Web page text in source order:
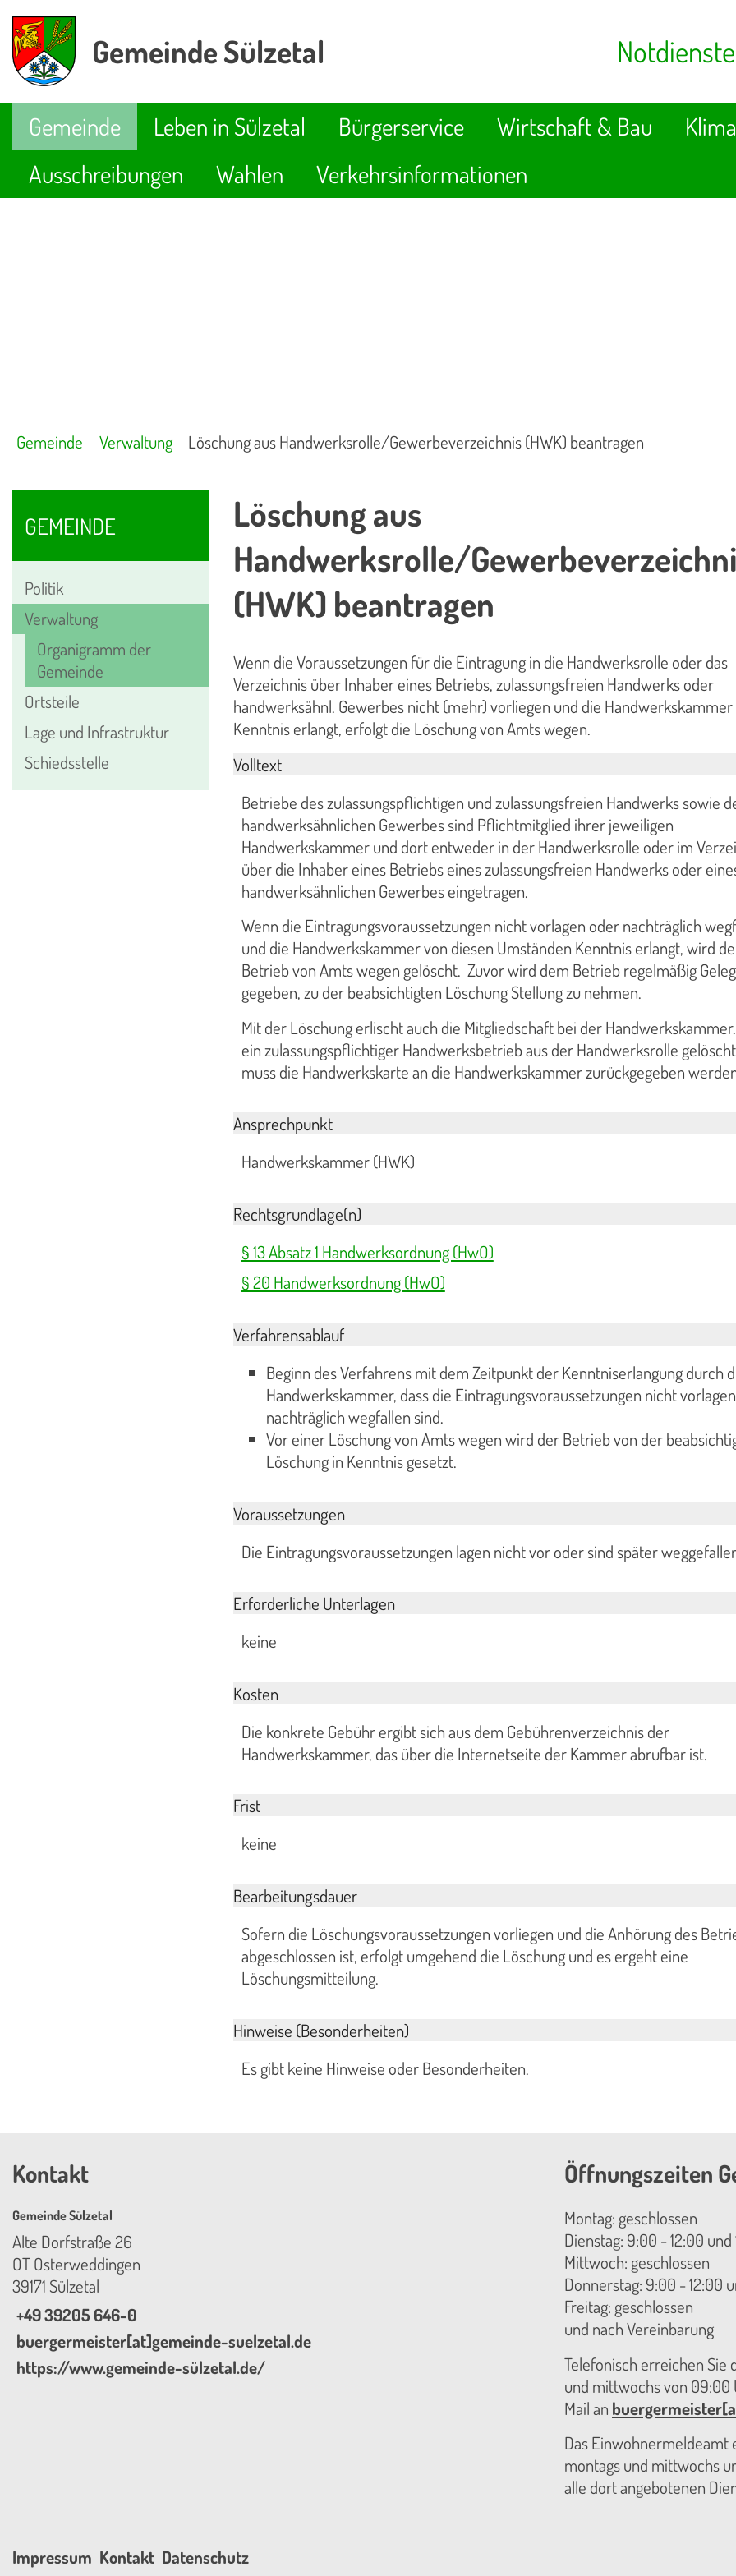
Gemeinde Sülzetal Notdienste
Gemeinde Leben in Sülzetal Bürgerservice Wirtschaft & Bau
Ausschreibungen
Wahlen Verkehrsinformationen
Gemeinde Verwaltung Löschung aus Handwerksrolle/Gewerbeverzeichnis (HWK) beantragen
GEMEINDE
Politik
Verwaltung
Organigramm der
Gemeinde
Ortsteile
Lage und Infrastruktur
Schiedsstelle
Löschung aus
Handwerksrolle/
(HWK) beantragen
Wenn die Voraussetzungen für die Eintragung in die Handwerksrolle oder das
Verzeichnis über Inhaber eines Betriebs, zulassungsfreien Handwerks oder
handwerksähnl. Gewerbes nicht (mehr) vorliegen und die
Kenntnis erlangt, erfolgt die Löschung von Amts wegen.
Volltext
Betriebe des zulassungspflichtigen und zulassungsfreien Handwerks sowie
handwerksähnlichen Gewerbes sind Pflichtmitglied ihrer jeweiligen
Handwerkskammer und dort entweder in der Handwerksrolle oder im
über die Inhaber eines Betriebs eines zulassungsfreien Handwerks oder
handwerksähnlichen Gewerbes eingetragen.
Wenn die Eintragungsvoraussetzungen nicht vorlagen oder nachträglich
und die Handwerkskammer von diesen Umständen Kenntnis erlangt, wird
Betrieb von Amts wegen gelöscht. Zuvor wird dem Betrieb regelmäßig
gegeben, zu der beabsichtigten Löschung Stellung zu nehmen.
Mit der Löschung erlischt auch die Mitgliedschaft bei der
ein zulassungspflichtiger Handwerksbetrieb aus der Handwerksrolle
muss die Handwerkskarte an die Handwerkskammer zurückgegeben
Ansprechpunkt
Handwerkskammer (HWK)
Rechtsgrundlage(n)
§ 13 Absatz 1 Handwerksordnung (HwO)
§ 20 Handwerksordnung (HwO)
Verfahrensablauf
Beginn des Verfahrens mit dem Zeitpunkt der Kenntniserlangung durch
Handwerkskammer, dass die Eintragungsvoraussetzungen nicht
nachträglich wegfallen sind.
Vor einer Löschung von Amts wegen wird der Betrieb von der
Löschung in Kenntnis gesetzt.
Voraussetzungen
Die Eintragungsvoraussetzungen lagen nicht vor oder sind später
Erforderliche Unterlagen
keine
Kosten
Die konkrete Gebühr ergibt sich aus dem Gebührenverzeichnis der
Handwerkskammer, das über die Internetseite der Kammer abrufbar ist.
Frist
keine
Bearbeitungsdauer
Sofern die Löschungsvoraussetzungen vorliegen und die Anhörung des
abgeschlossen ist, erfolgt umgehend die Löschung und es ergeht eine
Löschungsmitteilung.
Hinweise (Besonderheiten)
Es gibt keine Hinweise oder Besonderheiten.
Kontakt
Gemeinde Sülzetal
Alte Dorfstraße 26
OT Osterweddingen
39171 Sülzetal
+49 39205 646-0
buergermeister[at]gemeinde-suelzetal.de
https://www.gemeinde-sülzetal.de/
Öffnungszeiten
Montag: geschlossen
Dienstag: 9:00 - 12:00
Mittwoch: geschlossen
Donnerstag: 9:00 - 12:00
Freitag: geschlossen
und nach Vereinbarung
Telefonisch erreichen Sie
und mittwochs von 09:00
Mail an
Das Einwohnermeldeamt
montags und mittwochs
alle dort angebotenen
Impressum Kontakt Datenschutz